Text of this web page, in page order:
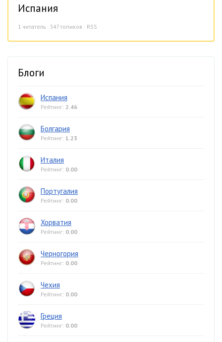
Испания
1 читатель · 347 топиков · RSS
Блоги
Испания
Рейтинг: 2.46
Болгария
Рейтинг: 1.23
Италия
Рейтинг: 0.00
Португалия
Рейтинг: 0.00
Хорватия
Рейтинг: 0.00
Черногория
Рейтинг: 0.00
Чехия
Рейтинг: 0.00
Греция
Рейтинг: 0.00